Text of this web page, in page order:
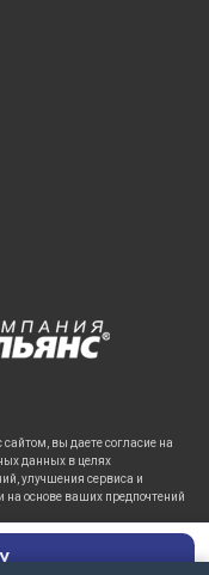
вы даете согласие на
данных в целях
улучшения сервиса и
основе ваших предпочтений